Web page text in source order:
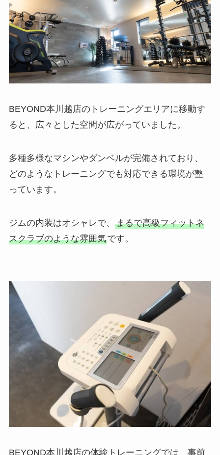
BEYOND本川越店のトレーニングエリアに移動す
ると、広々とした空間が広がっていました。
多種多様なマシンやダンベルが完備されており、
どのようなトレーニングでも対応できる環境が整
っています。
ジムの内装はオシャレで、 まるで高級フィットネ
スクラブのような雰囲気です。
BEYOND本川越店の体験トレーニングでは、事前